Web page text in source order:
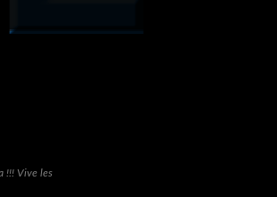
!!! Vive les